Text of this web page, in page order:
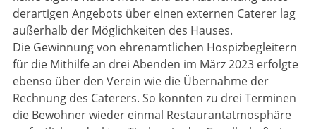
derartigen Angebots über einen externen Caterer lag
außerhalb der Möglichkeiten des Hauses.
Die Gewinnung von ehrenamtlichen Hospizbegleitern
für die Mithilfe an drei Abenden im März 2023 erfolgte
ebenso über den Verein wie die Übernahme der
Rechnung des Caterers. So konnten zu drei Terminen
die Bewohner wieder einmal Restaurantatmosphäre